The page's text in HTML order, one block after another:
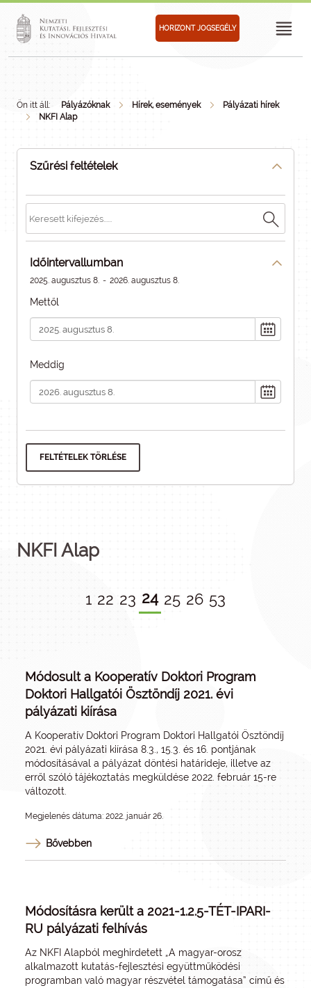
HORIZONT JOGSEGÉLY
Ön itt áll: Pályázóknak Hírek, események
Pályázati hírek
NKFI Alap
Szűrési feltételek
Időintervallumban
2025. augusztus 8. - 2026. augusztus 8.
Mettől
Meddig
FELTÉTELEK TÖRLÉSE
NKFI Alap
1 22 23 24 25 26 53
Módosult a Kooperatív Doktori Program
Doktori Hallgatói Ösztöndíj 2021. évi
pályázati kiírása
A Kooperatív Doktori Program Doktori Hallgatói Ösztöndíj
2021. évi pályázati kiírása 8.3., 15.3. és 16. pontjának
módosításával a pályázat döntési határideje, illetve az
erről szóló tájékoztatás megküldése 2022. február 15-re
változott.
Megjelenés dátuma: 2022. január 26.
Bővebben
Módosításra került a 2021-1.2.5-TÉT-IPARI-
RU pályázati felhívás
Az NKFI Alapból meghirdetett „A magyar-orosz
alkalmazott kutatás-fejlesztési együttműködési
programban való magyar részvétel támogatása” című és